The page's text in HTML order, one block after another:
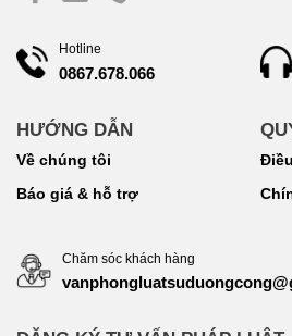
Hotline
0867.678.066
HƯỚNG DẪN
Về chúng tôi
Báo giá & hỗ trợ
Chăm sóc khách hàng